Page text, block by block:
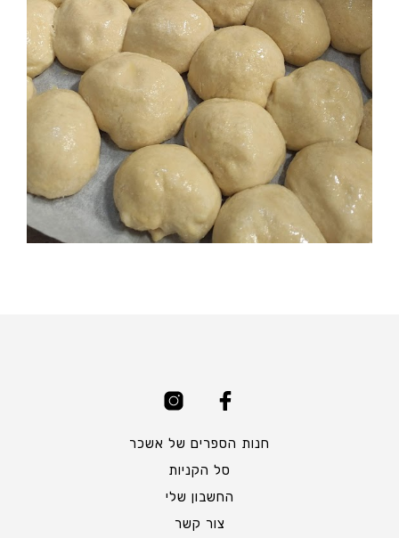
חנות הספרים של אשכר
סל הקניות
החשבון שלי
צור קשר